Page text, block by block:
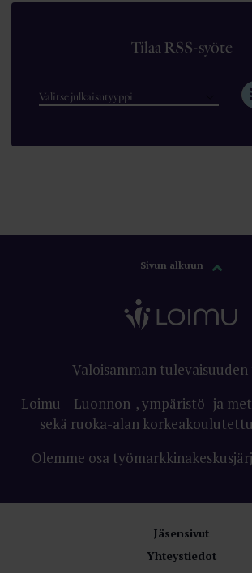
Tilaa RSS-syöte
Sivun alkuun
Valoisamman
Loimu – Luonnon-, ympäristö- ja
sekä ruoka-alan
Olemme osa
Jäsensivut
Yhteystiedot